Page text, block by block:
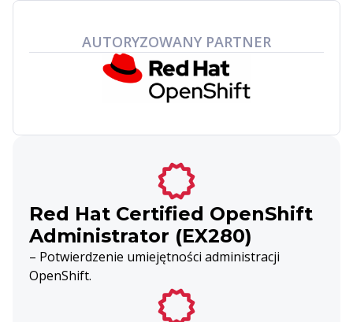
AUTORYZOWANY PARTNER
Red Hat Certified OpenShift
Administrator (EX280)
– Potwierdzenie umiejętności administracji
OpenShift.